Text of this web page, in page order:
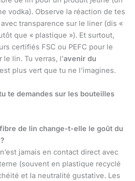
vodka). Observe la réaction de tes
transparence sur le liner (dis «
que « plastique »). Et surtout,
certifiés FSC ou PEFC pour le
lin. Tu verras, l’avenir du
est plus vert que tu ne l’imagines.
te demandes sur les bouteilles
de lin change-t-elle le goût du
jamais en contact direct avec
(souvent en plastique recyclé
et la neutralité gustative. Les